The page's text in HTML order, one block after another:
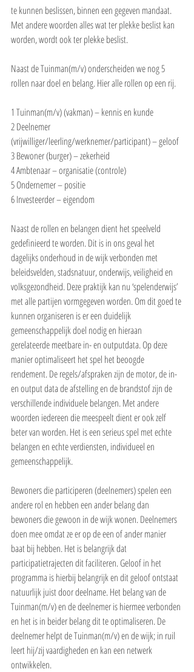
te kunnen beslissen, binnen een gegeven mandaat.
Met andere woorden alles wat ter plekke beslist kan
worden, wordt ook ter plekke beslist.
Naast de Tuinman(m/v) onderscheiden we nog 5
rollen naar doel en belang. Hier alle rollen op een rij.
1 Tuinman(m/v) (vakman) – kennis en kunde
2 Deelnemer
(vrijwilliger/leerling/werknemer/participant) – geloof
3 Bewoner (burger) – zekerheid
4 Ambtenaar – organisatie (controle)
5 Ondernemer – positie
6 Investeerder – eigendom
Naast de rollen en belangen dient het speelveld
gedefinieerd te worden. Dit is in ons geval het
dagelijks onderhoud in de wijk verbonden met
beleidsvelden, stadsnatuur, onderwijs, veiligheid en
volksgezondheid. Deze praktijk kan nu ‘spelenderwijs’
met alle partijen vormgegeven worden. Om dit goed te
kunnen organiseren is er een duidelijk
gemeenschappelijk doel nodig en hieraan
gerelateerde meetbare in- en outputdata. Op deze
manier optimaliseert het spel het beoogde
rendement. De regels/afspraken zijn de motor, de in-
en output data de afstelling en de brandstof zijn de
verschillende individuele belangen. Met andere
woorden iedereen die meespeelt dient er ook zelf
beter van worden. Het is een serieus spel met echte
belangen en echte verdiensten, individueel en
gemeenschappelijk.
Bewoners die participeren (deelnemers) spelen een
andere rol en hebben een ander belang dan
bewoners die gewoon in de wijk wonen. Deelnemers
doen mee omdat ze er op de een of ander manier
baat bij hebben. Het is belangrijk dat
participatietrajecten dit faciliteren. Geloof in het
programma is hierbij belangrijk en dit geloof ontstaat
natuurlijk juist door deelname. Het belang van de
Tuinman(m/v) en de deelnemer is hiermee verbonden
en het is in beider belang dit te optimaliseren. De
deelnemer helpt de Tuinman(m/v) en de wijk; in ruil
leert hij/zij vaardigheden en kan een netwerk
ontwikkelen.